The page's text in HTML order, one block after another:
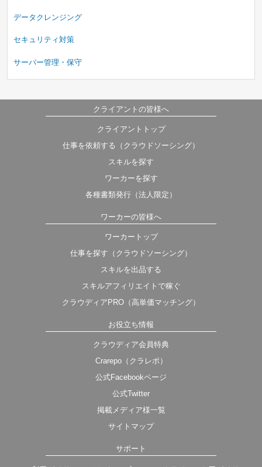
データクレンジング
セキュリティ対策
サーバー管理・保守
クライアントの皆様へ
クライアントトップ
仕事を依頼する（クラウドソーシング）
スキルを探す
ワーカーを探す
各種書類発行（法人限定）
ワーカーの皆様へ
ワーカートップ
仕事を探す（クラウドソーシング）
スキルを出品する
スキルアフィリエイトで稼ぐ
クラウディアPRO（高単価マッチング）
お役立ち情報
クラウディア会員特典
Crarepo（クラレポ）
公式Facebookページ
公式Twitter
掲載メディア様一覧
サイトマップ
サポート